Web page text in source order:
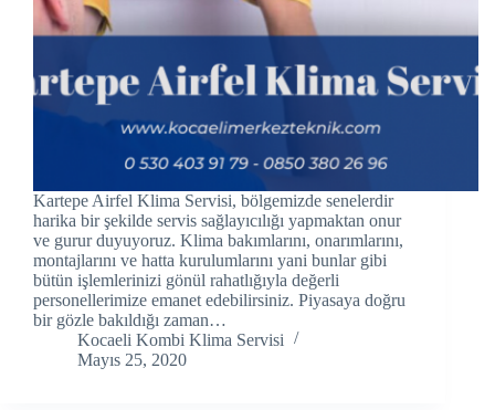
panel
Panel
panel
panel
panel
Kartepe Airfel Klima Servisi, bölgemizde senelerdir
harika bir şekilde servis sağlayıcılığı yapmaktan onur
ve gurur duyuyoruz. Klima bakımlarını, onarımlarını,
montajlarını ve hatta kurulumlarını yani bunlar gibi
bütün işlemlerinizi gönül rahatlığıyla değerli
personellerimize emanet edebilirsiniz. Piyasaya doğru
bir gözle bakıldığı zaman…
Kocaeli Kombi Klima Servisi
Mayıs 25, 2020